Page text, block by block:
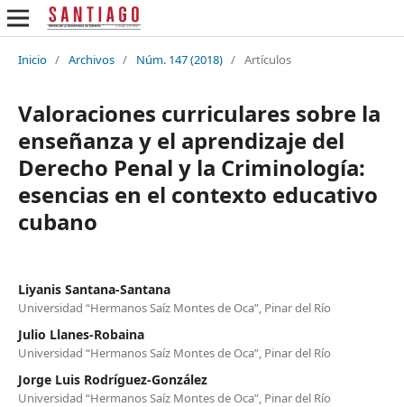
Inicio / Archivos / Núm. 147 (2018) / Artículos
Valoraciones curriculares sobre la
enseñanza y el aprendizaje del
Derecho Penal y la Criminología:
esencias en el contexto educativo
cubano
Liyanis Santana-Santana
Universidad “Hermanos Saíz Montes de Oca”, Pinar del Río
Julio Llanes-Robaina
Universidad “Hermanos Saíz Montes de Oca”, Pinar del Río
Jorge Luis Rodríguez-González
Universidad “Hermanos Saíz Montes de Oca”, Pinar del Río